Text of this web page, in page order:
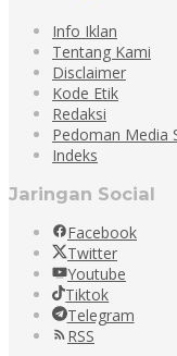
Info Iklan
Tentang Kami
Disclaimer
Kode Etik
Redaksi
Pedoman Media
Indeks
Jaringan Social
Facebook
Twitter
Youtube
Tiktok
Telegram
RSS